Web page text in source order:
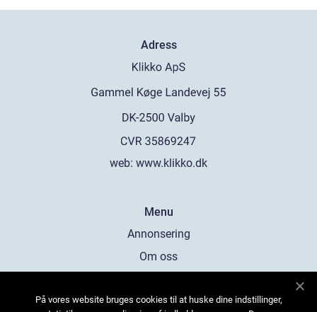
Adress
web: www.klikko.dk
Menu
Annonsering
Om oss
Kontakta oss
På vores website bruges cookies til at huske dine indstillinger,